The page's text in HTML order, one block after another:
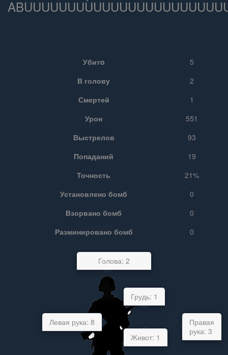
Убитo
5
В голову
2
Смертей
1
Урон
551
Выстрелов
93
Попаданий
19
Точность
21%
Установлено бомб
0
Взорвано бомб
0
Разминировано бомб
0
Голова: 2
Грудь: 1
Живот: 1
Левая рука: 8
Правая
рука: 3